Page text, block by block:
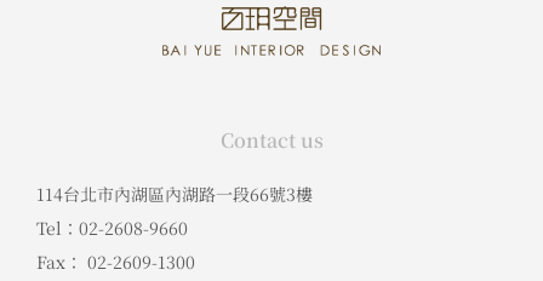
Contact us
114台北市內湖區內湖路一段66號3樓
Tel：02-2608-9660
Fax： 02-2609-1300